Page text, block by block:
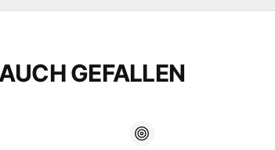
GEFALLEN